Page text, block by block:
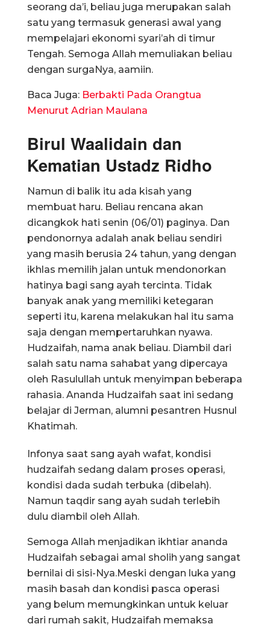
seorang da’i, beliau juga merupakan salah
satu yang termasuk generasi awal yang
mempelajari ekonomi syari’ah di timur
Tengah. Semoga Allah memuliakan beliau
dengan surgaNya, aamiin.
Baca Juga: Berbakti Pada Orangtua
Menurut Adrian Maulana
Birul Waalidain dan
Kematian Ustadz Ridho
Namun di balik itu ada kisah yang
membuat haru. Beliau rencana akan
dicangkok hati senin (06/01) paginya. Dan
pendonornya adalah anak beliau sendiri
yang masih berusia 24 tahun, yang dengan
ikhlas memilih jalan untuk mendonorkan
hatinya bagi sang ayah tercinta. Tidak
banyak anak yang memiliki ketegaran
seperti itu, karena melakukan hal itu sama
saja dengan mempertaruhkan nyawa.
Hudzaifah, nama anak beliau. Diambil dari
salah satu nama sahabat yang dipercaya
oleh Rasulullah untuk menyimpan beberapa
rahasia. Ananda Hudzaifah saat ini sedang
belajar di Jerman, alumni pesantren Husnul
Khatimah.
Infonya saat sang ayah wafat, kondisi
hudzaifah sedang dalam proses operasi,
kondisi dada sudah terbuka (dibelah).
Namun taqdir sang ayah sudah terlebih
dulu diambil oleh Allah.
Semoga Allah menjadikan ikhtiar ananda
Hudzaifah sebagai amal sholih yang sangat
bernilai di sisi-Nya.Meski dengan luka yang
masih basah dan kondisi pasca operasi
yang belum memungkinkan untuk keluar
dari rumah sakit, Hudzaifah memaksa